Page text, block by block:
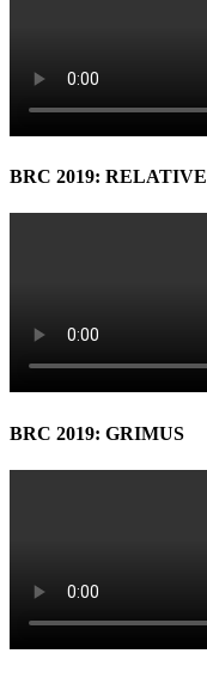
BRC 2019: RELATIVE
BRC 2019: GRIMUS